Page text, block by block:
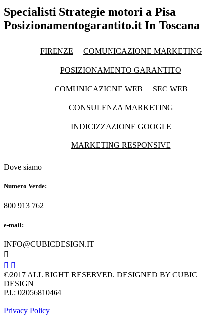
Specialisti Strategie motori a Pisa
Posizionamentogarantito.it In Toscana
FIRENZE COMUNICAZIONE MARKETING
POSIZIONAMENTO GARANTITO
COMUNICAZIONE WEB SEO WEB
CONSULENZA MARKETING
INDICIZZAZIONE GOOGLE
MARKETING RESPONSIVE
Dove siamo
Numero Verde:
800 913 762
e-mail:
INFO@CUBICDESIGN.IT

 
©2017 ALL RIGHT RESERVED. DESIGNED BY CUBIC
DESIGN
P.I.: 02056810464
Privacy Policy